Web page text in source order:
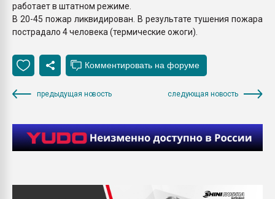
работает в штатном режиме.
В 20-45 пожар ликвидирован. В результате тушения пожара
пострадало 4 человека (термические ожоги).
предыдущая новость следующая новость